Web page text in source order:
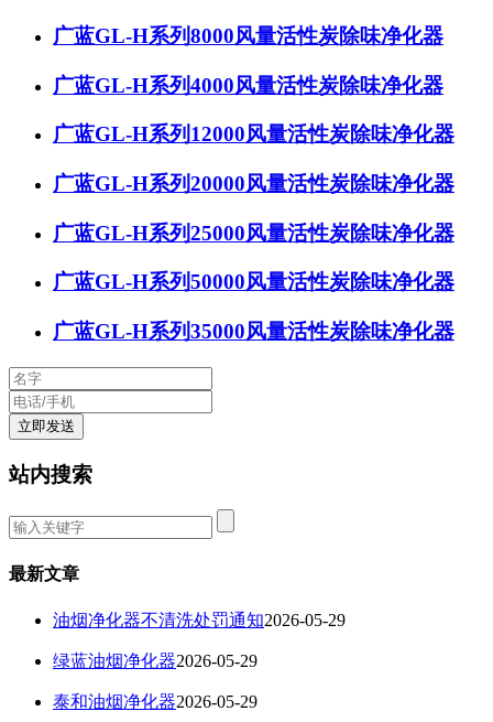
广蓝GL-H系列8000风量活性炭除味净化器
广蓝GL-H系列4000风量活性炭除味净化器
广蓝GL-H系列12000风量活性炭除味净化器
广蓝GL-H系列20000风量活性炭除味净化器
广蓝GL-H系列25000风量活性炭除味净化器
广蓝GL-H系列50000风量活性炭除味净化器
广蓝GL-H系列35000风量活性炭除味净化器
站内搜索
最新文章
油烟净化器不清洗处罚通知2026-05-29
绿蓝油烟净化器2026-05-29
泰和油烟净化器2026-05-29